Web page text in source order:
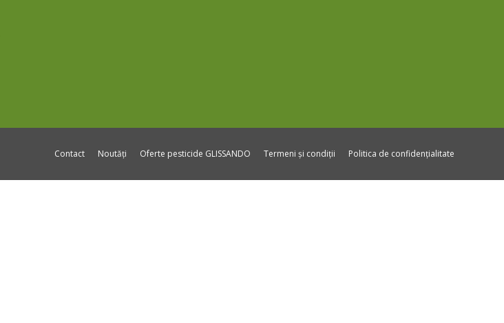
Contact Noutăți Oferte pesticide GLISSANDO Termeni și condiții Politica de confidențialitate